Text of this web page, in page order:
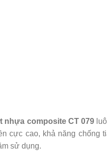
nhựa composite CT 079
cực cao, khả năng chống
sử dụng.